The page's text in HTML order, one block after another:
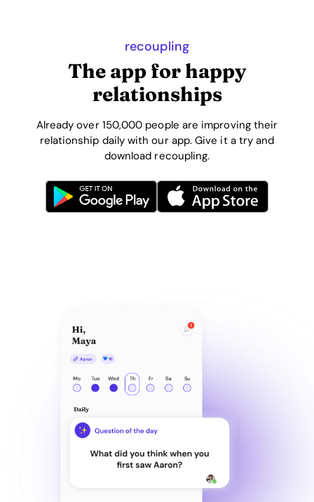
recoupling
The app for happy
relationships
Already over 150,000 people are improving their
relationship daily with our app. Give it a try and
download recoupling.